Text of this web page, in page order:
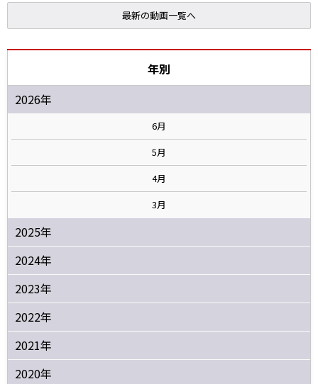
最新の動画一覧へ
年別
2026年
6月
5月
4月
3月
2025年
2024年
2023年
2022年
2021年
2020年